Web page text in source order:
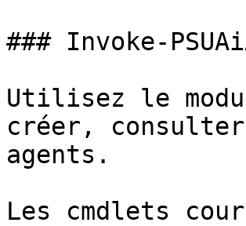
### Invoke-
Utilisez le
créer,
agents.
Les cmdlets